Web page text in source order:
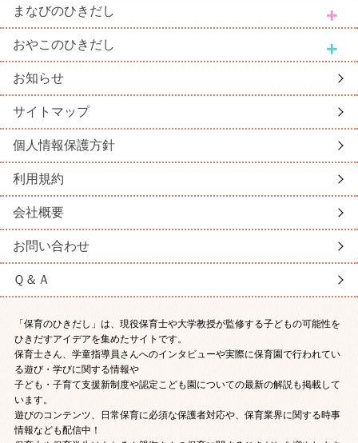
まなびのひきだし
おやこ のひきだし
お知らせ
サイトマップ
個人情報保護方針
利用規約
会社概要
お問い合わせ
Ｑ＆Ａ
「保育のひきだし」は、現役保育士や大学教授が監修する子どもの可能性を
ひきだすアイデアを集めたサイトです。
保育士さん、学童指導員さんへのインタビューや実際に保育園で行われてい
る遊び・学びに関する情報や
子ども・子育て支援新制度や認定こども園についての最新の解説も掲載して
います。
遊びのコンテンツ、日常保育に必須な保護者対応や、保育業界に関する時事
情報なども配信中！